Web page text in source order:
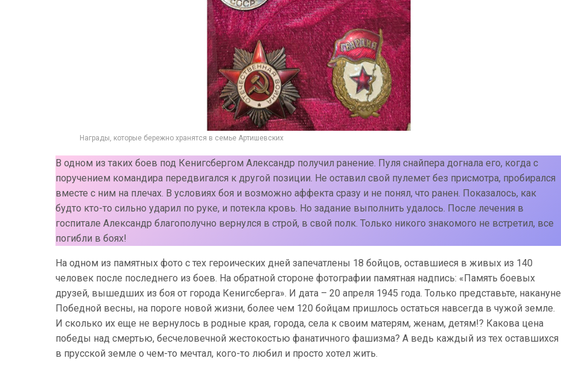
Награды, которые бережно хранятся в семье Артишевских
В одном из таких боев под Кенигсбергом Александр получил ранение. Пуля снайпера догнала его, когда с
поручением командира передвигался к другой позиции. Не оставил свой пулемет без присмотра, пробирался
вместе с ним на плечах. В условиях боя и возможно аффекта сразу и не понял, что ранен. Показалось, как
будто кто-то сильно ударил по руке, и потекла кровь. Но задание выполнить удалось. После лечения в
госпитале Александр благополучно вернулся в строй, в свой полк. Только никого знакомого не встретил, все
погибли в боях!
На одном из памятных фото с тех героических дней запечатлены 18 бойцов, оставшиеся в живых из 140
человек после последнего из боев. На обратной стороне фотографии памятная надпись: «Память боевых
друзей, вышедших из боя от города Кенигсберга». И дата – 20 апреля 1945 года. Только представьте, накануне
Победной весны, на пороге новой жизни, более чем 120 бойцам пришлось остаться навсегда в чужой земле.
И сколько их еще не вернулось в родные края, города, села к своим матерям, женам, детям!? Какова цена
победы над смертью, бесчеловечной жестокостью фанатичного фашизма? А ведь каждый из тех оставшихся
в прусской земле о чем-то мечтал, кого-то любил и просто хотел жить.